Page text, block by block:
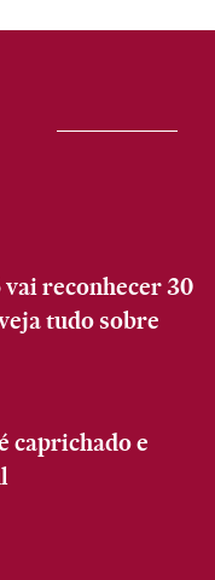
reconhecer 30
tudo sobre
caprichado e